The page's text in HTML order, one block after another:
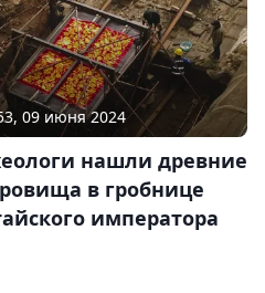
09 июня 2024
нашли древние
в гробнице
императора